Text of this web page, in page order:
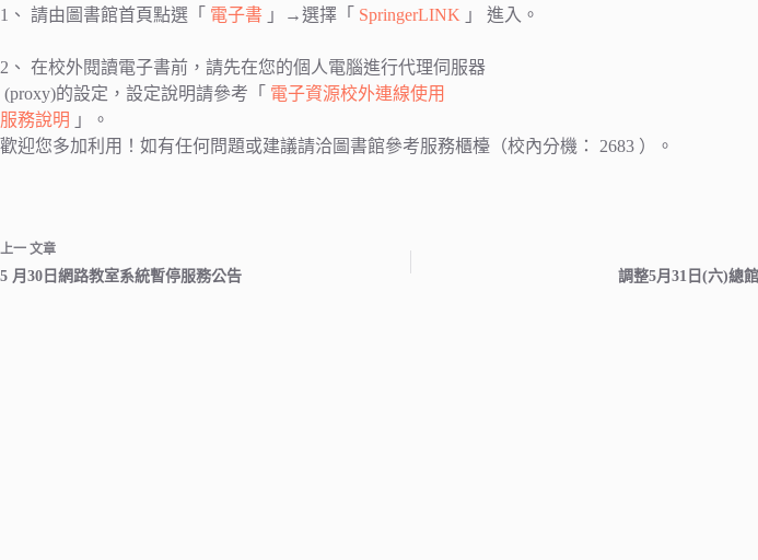
1、 請由圖書館首頁點選「 電子書 」→選擇「 SpringerLINK 」 進入。
2、 在校外閱讀電子書前，請先在您的個人電腦進行代理伺服器
(proxy)的設定，設定說明請參考「 電子資源校外連線使用
服務說明 」。
歡迎您多加利用！如有任何問題或建議請洽圖書館參考服務櫃檯（校內分機： 2683 ）。
上一 文章
5 月30日網路教室系統暫停服務公告 調整5月31日(六)總